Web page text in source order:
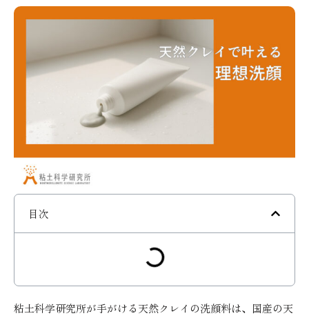
目次
粘土科学研究所が手がける天然クレイの洗顔料は、国産の天